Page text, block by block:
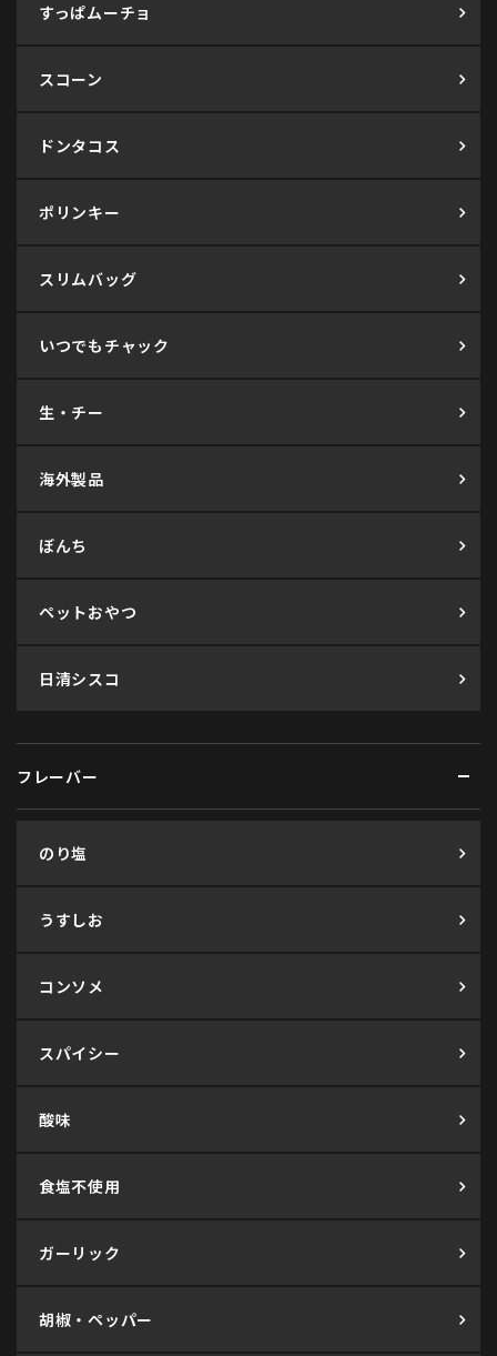
すっぱムーチョ
スコーン
ドンタコス
ポリンキー
スリムバッグ
いつでもチャック
生・チー
海外製品
ぼんち
ペットおやつ
日清シスコ
フレーバー
のり塩
うすしお
コンソメ
スパイシー
酸味
食塩不使用
ガーリック
胡椒・ペッパー